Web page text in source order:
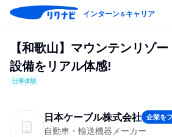
インターン＆キャリア
【和歌山】マウンテンリゾ
設備をリアル体感!
仕事体験
日本ケーブル株式会社 企業を
自動車・輸送機器メーカー